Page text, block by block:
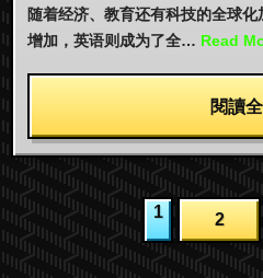
随着经济、教育还有科技的全球
增加，英语则成为了全… Read
閱讀
1 2